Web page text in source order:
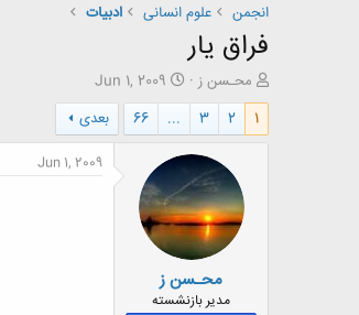
انجمن
علوم انسانی ادبیات
فراق یار
ش
ر
ع
محـسن ز
ت
ا
ی
خ
ش
ر
و
ع
Jun 1, 2009
1
2
3
...
66 بعدی
محـسن ز
مدیر بازنشسته
Jun 1, 2009